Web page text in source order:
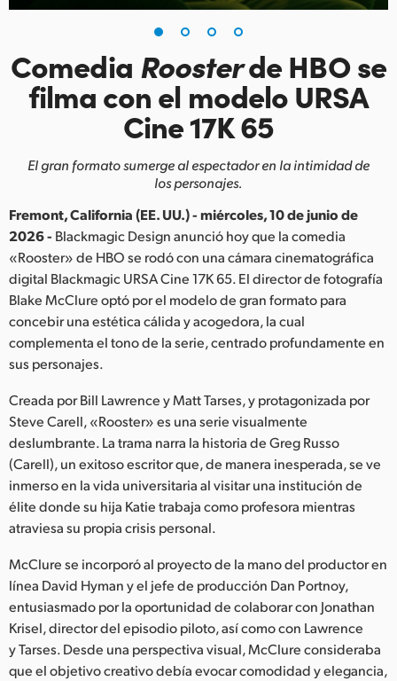
Finland
Hong Kong SAR, China
India
Japan
Korea
Malaysia
Netherlands
New Zealand
Norway
Poland
Portugal
Singapore
Comedia Roosterde HBO se
filma con el modelo URSA
Cine 17K 65
El gran formato sumerge al espectador en la intimidad de
los personajes.
Fremont, California (EE. UU.) - miércoles, 10 de junio de
2026 - Blackmagic Design anunció hoy que la comedia
«Rooster» de HBO se rodó con una cámara cinematográfica
digital Blackmagic URSA Cine 17K 65. El director de fotografía
Blake McClure optó por el modelo de gran formato para
concebir una estética cálida y acogedora, la cual
complementa el tono de la serie, centrado profundamente en
sus personajes.
Creada por Bill Lawrence y Matt Tarses, y protagonizada por
Steve Carell, «Rooster» es una serie visualmente
deslumbrante. La trama narra la historia de Greg Russo
(Carell), un exitoso escritor que, de manera inesperada, se ve
inmerso en la vida universitaria al visitar una institución de
élite donde su hija Katie trabaja como profesora mientras
atraviesa su propia crisis personal.
McClure se incorporó al proyecto de la mano del productor en
línea David Hyman y el jefe de producción Dan Portnoy,
entusiasmado por la oportunidad de colaborar con Jonathan
Krisel, director del episodio piloto, así como con Lawrence
y Tarses. Desde una perspectiva visual, McClure consideraba
que el objetivo creativo debía evocar comodidad y elegancia,